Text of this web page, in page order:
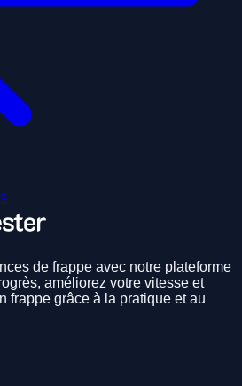
de frappe avec notre plateforme
améliorez votre vitesse et
frappe grâce à la pratique et au